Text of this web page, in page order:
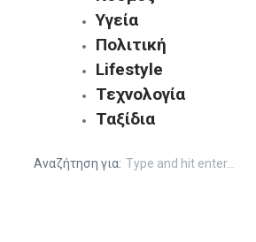
Υγεία
Πολιτική
Lifestyle
Τεχνολογία
Ταξίδια
Αναζήτηση για: